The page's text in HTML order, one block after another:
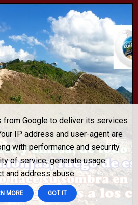
Google to deliver its services
IP address and user-agent are
with performance and security
of service, generate usage
and address abuse.
MORE GOT IT